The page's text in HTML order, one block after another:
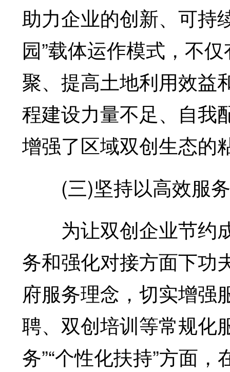
助力企业的创新、可持
园”载体运作模式，不
聚、提高土地利用效益
程建设力量不足、自我
增强了区域双创生态的
(三)坚持以高效服务
为让双创企业节约
务和强化对接方面下功
府服务理念，切实增强
聘、双创培训等常规化
务”“个性化扶持”方面